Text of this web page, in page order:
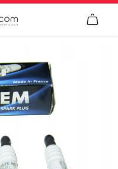
